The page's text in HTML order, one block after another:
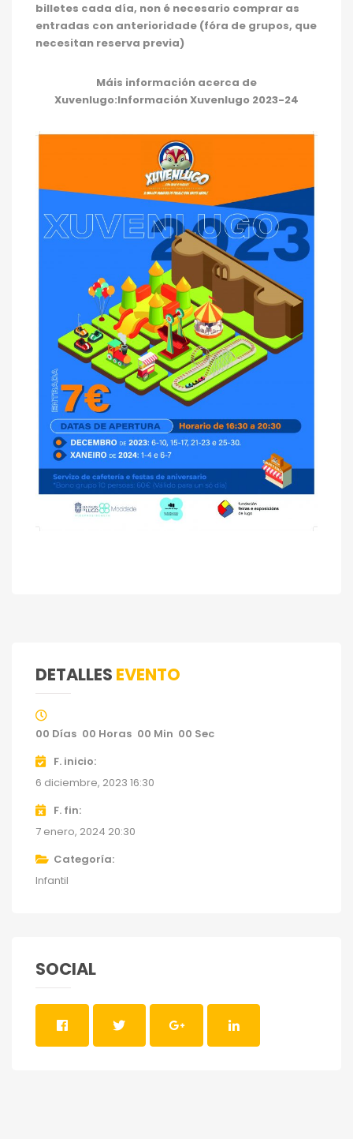
billetes cada día, non é necesario comprar as
entradas con anterioridade (fóra de grupos, que
necesitan reserva previa)
Máis información acerca de
Xuvenlugo:Información Xuvenlugo 2023-24
DETALLES EVENTO
00 Días 00 Horas 00 Min 00 Sec
F. inicio
6 diciembre, 2023 16:30
F. fin
7 enero, 2024 20:30
Categoría
Infantil
SOCIAL